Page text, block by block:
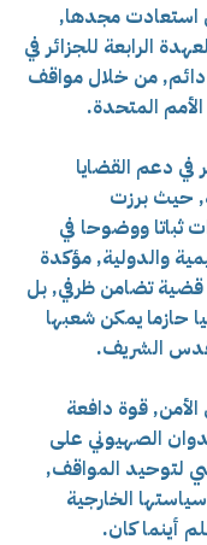
استعادت مجدها,
الرابعة للجزائر في
كعضو غير دائم, من خلال مواقف
المتحدة.
في دعم القضايا
حيث برزت
ثباتا ووضوحا في
والدولية, مؤكدة
تضامن ظرفي, بل
حازما يمكن شعبها
الشريف.
قوة دافعة
الصهيوني على
لتوحيد المواقف,
الخارجية
أينما كان.